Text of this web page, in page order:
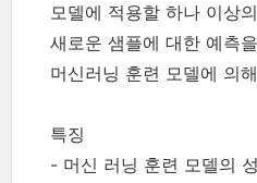
모델에 적용할 하나 이상
새로운 샘플에 대한 예측
머신러닝 훈련 모델에 의
특징
- 머신 러닝 훈련 모델의